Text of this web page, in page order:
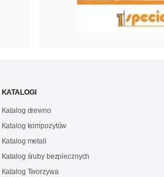
KATALOGI
Katalog drewno
Katalog kompozytów
Katalog metali
Katalog śruby bezpiecznych
Katalog Tworzywa